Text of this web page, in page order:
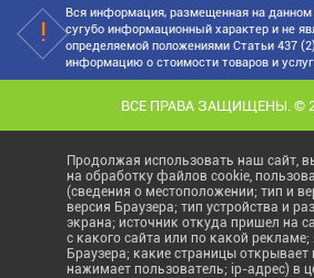
Вся информация, размещенная на данном
сугубо информационный характер и не
определяемой положениями Статьи 437
информацию о стоимости товаров и
ВСЕ ПРАВА ЗАЩИЩЕНЫ. ©
Продолжая использовать наш сайт,
на обработку файлов cookie,
(сведения о местоположении; тип и
версия Браузера; тип устройства и
экрана; источник откуда пришел на
с какого сайта или по какой
Браузера; какие страницы открывает
нажимает пользователь; ip-адрес) в